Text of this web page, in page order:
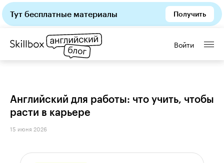
Тут бесплатные материалы Получить
Войти
Английский для работы: что учить, чтобы
расти в карьере
15 июня 2026